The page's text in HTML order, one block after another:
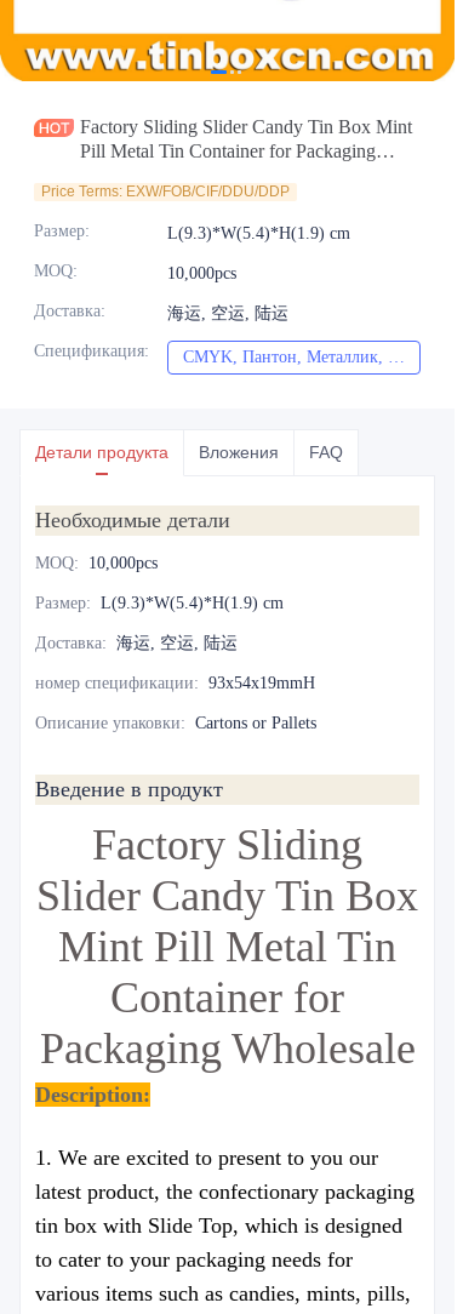
Factory Sliding Slider Candy Tin Box Mint
Pill Metal Tin Container for Packaging
Price Terms: EXW/FOB/CIF/DDU/DDP
Размер: L(9.3)*W(5.4)*H(1.9) cm
MOQ: 10,000pcs
Доставка: 海运, 空运, 陆运
Спецификация: CMYK, Пантон, Металлик, Спот-цвет и т.д.
Детали продукта Вложения FAQ
Необходимые детали
MOQ: 10,000pcs
Размер: L(9.3)*W(5.4)*H(1.9) cm
Доставка: 海运, 空运, 陆运
номер спецификации: 93x54x19mmH
Описание упаковки: Cartons or Pallets
Введение в продукт
Factory Sliding
Slider Candy Tin Box
Mint Pill Metal Tin
Container for
Packaging Wholesale
Description:
1. We are excited to present to you our
latest product, the confectionary packaging
tin box with Slide Top, which is designed
to cater to your packaging needs for
various items such as candies, mints, pills,
Новости